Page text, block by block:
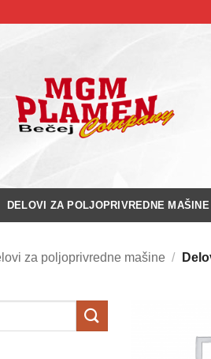
DELOVI ZA POLJOPRIVREDNE MAŠINE
za poljoprivredne mašine /